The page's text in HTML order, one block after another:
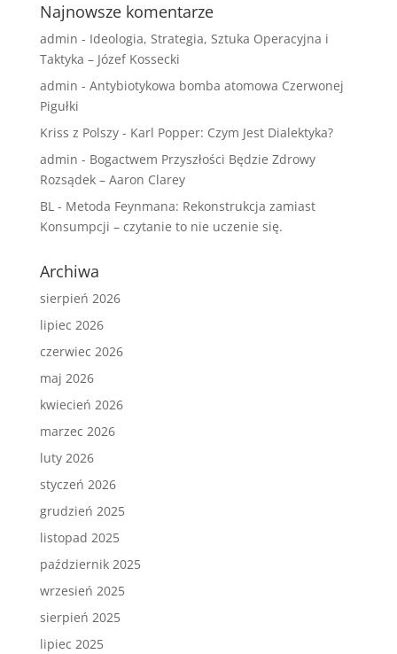
Najnowsze komentarze
admin - Ideologia, Strategia, Sztuka Operacyjna i
Taktyka – Józef Kossecki
admin - Antybiotykowa bomba atomowa Czerwonej
Pigułki
Kriss z Polszy- Karl Popper: Czym Jest Dialektyka?
admin - Bogactwem Przyszłości Będzie Zdrowy
Rozsądek – Aaron Clarey
BL- Metoda Feynmana: Rekonstrukcja zamiast
Konsumpcji – czytanie to nie uczenie się.
Archiwa
sierpień 2026
lipiec 2026
czerwiec 2026
maj 2026
kwiecień 2026
marzec 2026
luty 2026
styczeń 2026
grudzień 2025
listopad 2025
październik 2025
wrzesień 2025
sierpień 2025
lipiec 2025